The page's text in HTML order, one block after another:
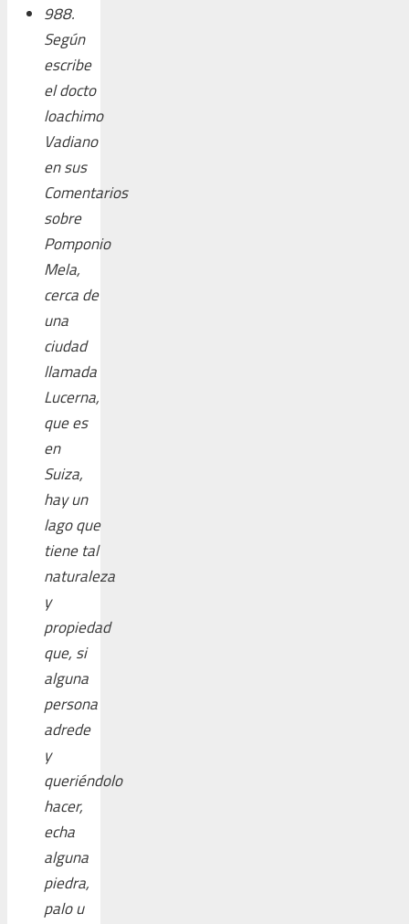
988.
Según
escribe
el docto
loachimo
Vadiano
en sus
Comentarios
sobre
Pomponio
Mela,
cerca de
una
ciudad
llamada
Lucerna,
que es
en
Suiza,
hay un
lago que
tiene tal
naturaleza
y
propiedad
que, si
alguna
persona
adrede
y
queriéndolo
hacer,
echa
alguna
piedra,
palo u